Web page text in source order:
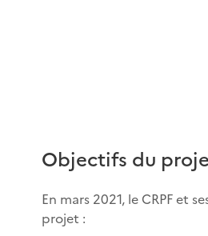
Objectifs du
En mars 2021, le CRPF et
projet :